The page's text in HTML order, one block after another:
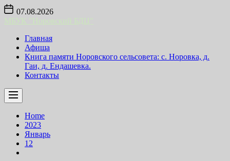
Skip
content
07.08.2026
Главная
Афиша
Книга памяти Норовского сельсовета: с. Норовка, д.
Гаи, д. Ендашевка.
Контакты
Home
2023
Январь
12